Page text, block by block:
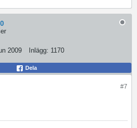
2009 Inlägg: 1170
Dela
#7